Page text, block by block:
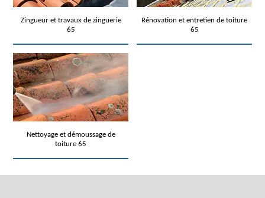
Zingueur et travaux de zinguerie
65
Rénovation et entretien de toiture
65
Nettoyage et démoussage de
toiture 65